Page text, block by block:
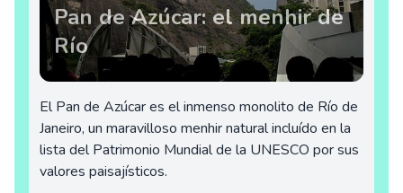
Pan de Azúcar: el menhir de
Río
El Pan de Azúcar es el inmenso monolito de Río de
Janeiro, un maravilloso menhir natural incluído en la
lista del Patrimonio Mundial de la UNESCO por sus
valores paisajísticos.